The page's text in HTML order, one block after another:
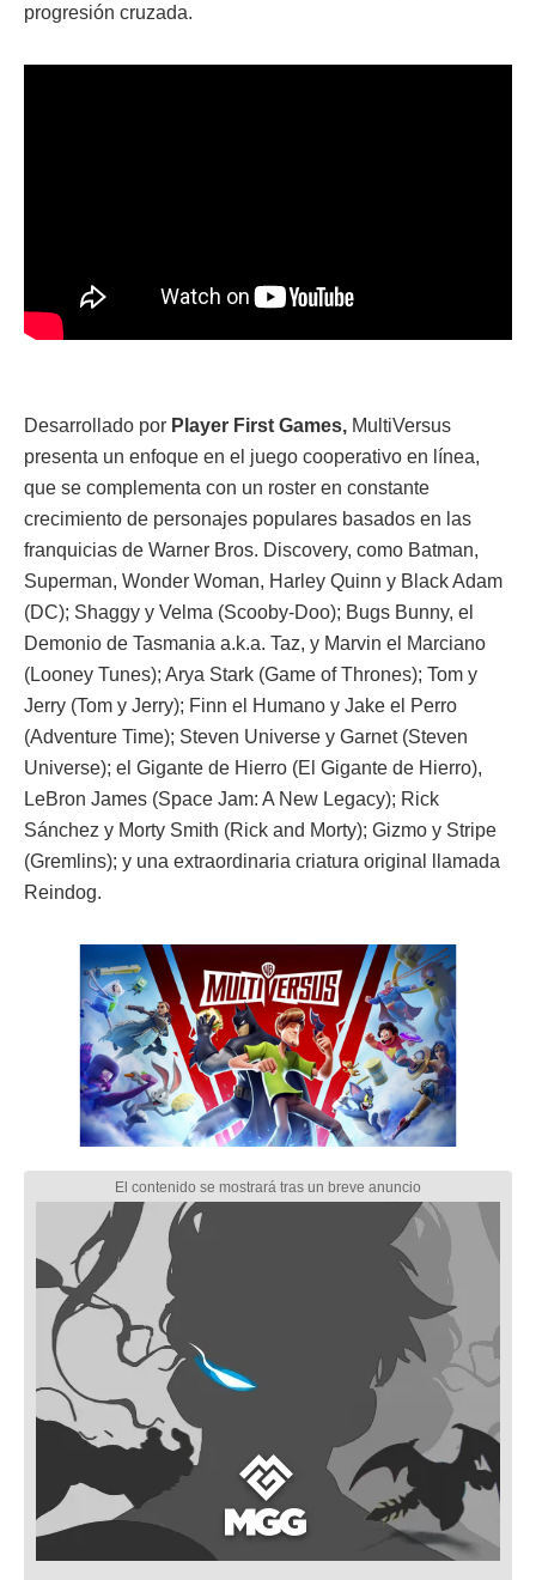
progresión cruzada.
Desarrollado por Player First Games, MultiVersus
presenta un enfoque en el juego cooperativo en línea,
que se complementa con un roster en constante
crecimiento de personajes populares basados en las
franquicias de Warner Bros. Discovery, como Batman,
Superman, Wonder Woman, Harley Quinn y Black Adam
(DC); Shaggy y Velma (Scooby-Doo); Bugs Bunny, el
Demonio de Tasmania a.k.a. Taz, y Marvin el Marciano
(Looney Tunes); Arya Stark (Game of Thrones); Tom y
Jerry (Tom y Jerry); Finn el Humano y Jake el Perro
(Adventure Time); Steven Universe y Garnet (Steven
Universe); el Gigante de Hierro (El Gigante de Hierro),
LeBron James (Space Jam: A New Legacy); Rick
Sánchez y Morty Smith (Rick and Morty); Gizmo y Stripe
(Gremlins); y una extraordinaria criatura original llamada
Reindog.